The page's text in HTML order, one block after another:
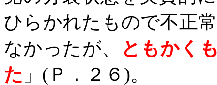
ひらかれたもので不正
なかったが、
ともかく
た 」 ( Ｐ．２６ )。